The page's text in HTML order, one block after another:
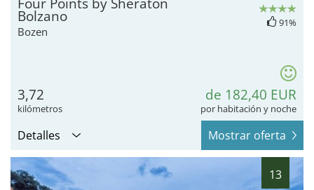
Bolzano
Bozen
91%
3,72
kilómetros
de 182,40 EUR
por habitación y noche
Detalles Mostrar oferta
13